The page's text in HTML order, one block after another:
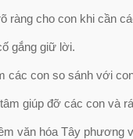
cho con khi cần
gắng giữ lời.
con so sánh với
giúp đỡ các con và
hóa Tây phương